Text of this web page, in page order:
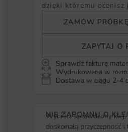
dzięki któremu ocenisz
ZAMÓW
ZAPYTAJ O
Sprawdź fakturę
Wydrukowana w
Dostawa w ciągu 2-4
NIE ZAPOMNIJ O
Wybierz sprawdzony
doskonałą przyczepność